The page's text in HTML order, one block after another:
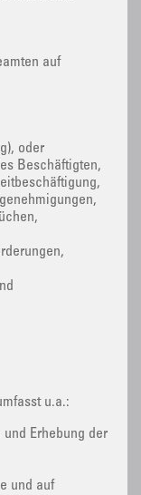
auf
oder
Beschäftigten,
u.a.:
Erhebung der
und auf